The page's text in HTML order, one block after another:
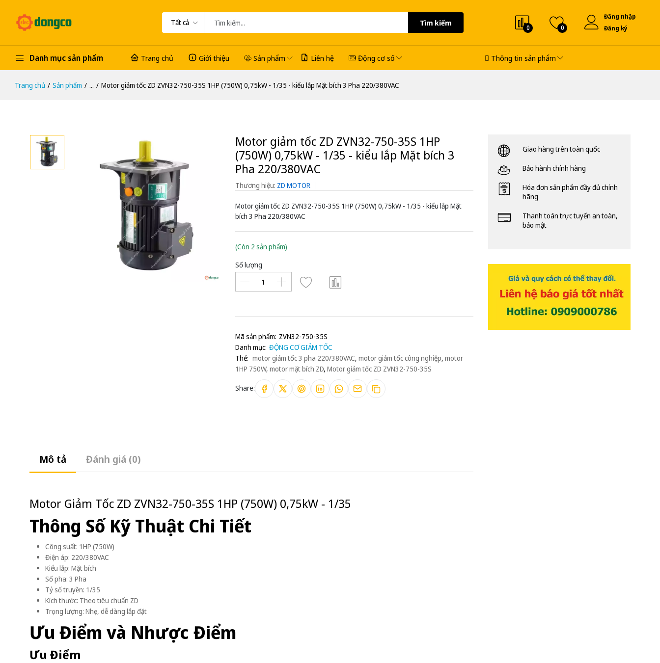
Tất cả Tìm kiếm
0 0
Đăng nhập
Đăng ký
Danh mục sản phẩm Trang chủ Giới thiệu Sản phẩm Liên hệ Động cơ số Thông tin sản phẩm
Trang chủ Sản phẩm ... Motor giảm tốc ZD ZVN32-750-35S 1HP (750W) 0,75kW - 1/35 - kiểu lắp Mặt bích 3 Pha 220/380VAC
Motor giảm tốc ZD ZVN32-750-35S 1HP
(750W) 0,75kW - 1/35 - kiểu lắp Mặt bích 3
Pha 220/380VAC
Thương hiệu: ZD MOTOR
Motor giảm tốc ZD ZVN32-750-35S 1HP (750W) 0,75kW - 1/35 - kiểu lắp Mặt
bích 3 Pha 220/380VAC
(Còn 2 sản phẩm)
Số lượng
Mã sản phẩm: ZVN32-750-35S
Danh mục: ĐỘNG CƠ GIẢM TỐC
Thẻ: motor giảm tốc 3 pha 220/380VAC, motor giảm tốc công nghiệp, motor
1HP 750W, motor mặt bích ZD, Motor giảm tốc ZD ZVN32-750-35S
Share:
Mô tả Đánh giá (0)
Motor Giảm Tốc ZD ZVN32-750-35S 1HP (750W) 0,75kW - 1/35
Thông Số Kỹ Thuật Chi Tiết
Công suất: 1HP (750W)
Điện áp: 220/380VAC
Kiểu lắp: Mặt bích
Số pha: 3 Pha
Tỷ số truyền: 1/35
Kích thước: Theo tiêu chuẩn ZD
Trọng lượng: Nhẹ, dễ dàng lắp đặt
Ưu Điểm và Nhược Điểm
Ưu Điểm
Giao hàng trên toàn quốc
Bảo hành chính hàng
Hóa đơn sản phẩm đầy đủ chính
hãng
Thanh toán trực tuyến an toàn,
bảo mật